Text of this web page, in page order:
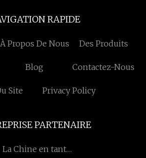
RAPIDE
À Propos De Nous Des Produits
Blog Contactez-Nous
Site Privacy Policy
PARTENAIRE
La Chine en tant